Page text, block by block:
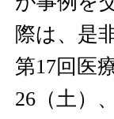
際は、是
第17回医
26（土）